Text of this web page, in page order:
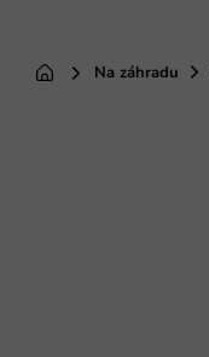
DomovNa záhradu